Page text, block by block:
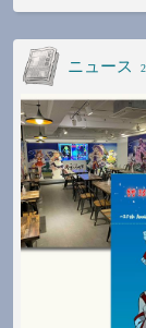
ニュース